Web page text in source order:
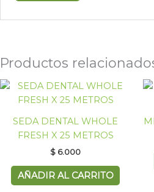
Productos
SEDA DENTAL WHOLE
FRESH X 25 METROS
$ 6.000
AÑADIR AL CARRITO